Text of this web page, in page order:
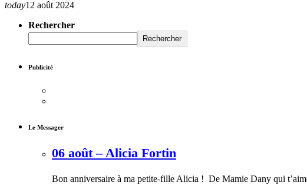
today12 août 2024
Rechercher
Rechercher
Publicité
Le Messager
06 août – Alicia Fortin
Bon anniversaire à ma petite-fille Alicia ! De Mamie Dany qui